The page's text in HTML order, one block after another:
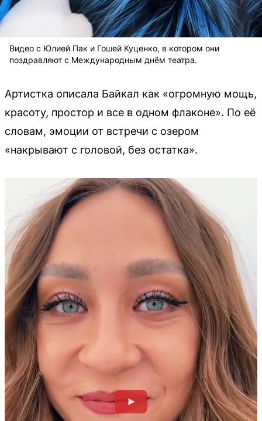
Видео с Юлией Пак и Гошей Куценко, в котором они
поздравляют с Международным днём театра.
Артистка описала Байкал как «огромную мощь,
красоту, простор и все в одном флаконе». По её
словам, эмоции от встречи с озером
«накрывают с головой, без остатка».